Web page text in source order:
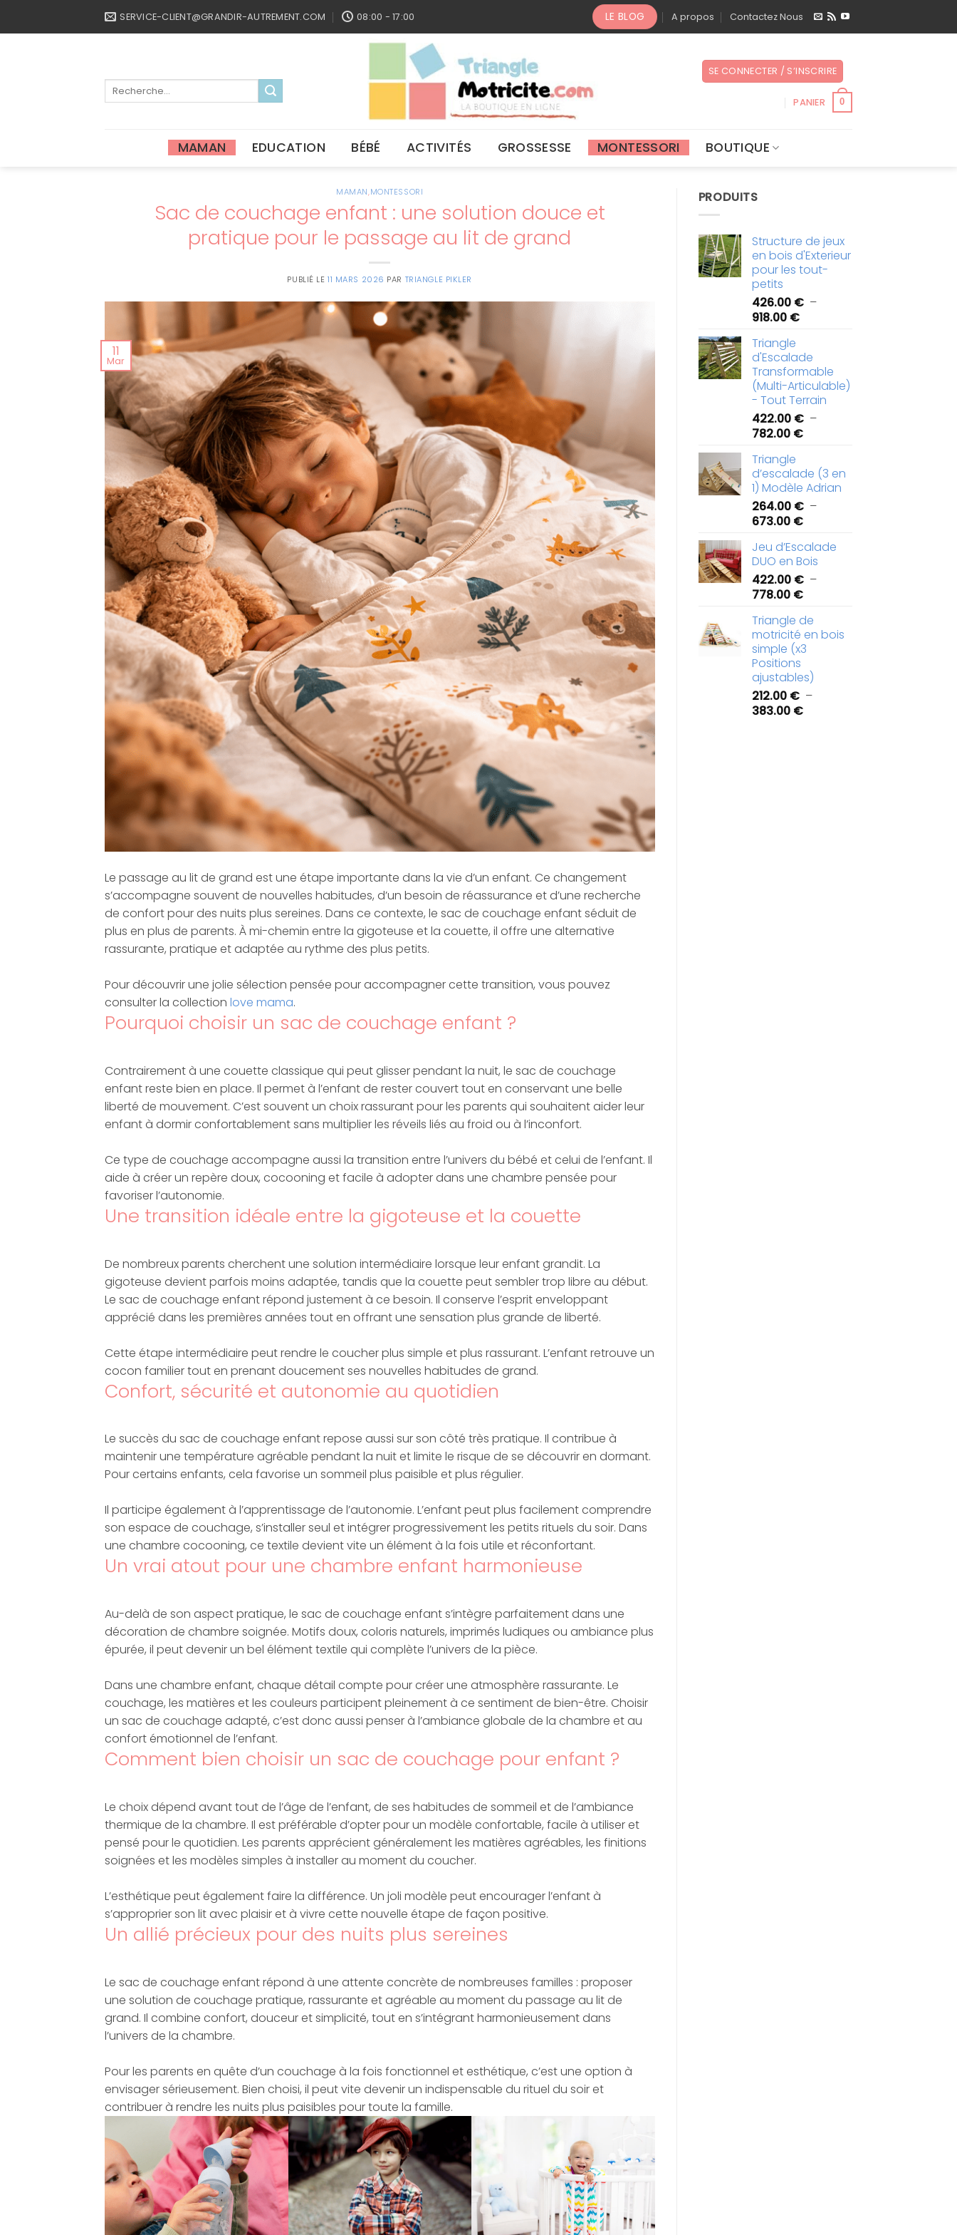
SERVICE-CLIENT@GRANDIR-AUTREMENT.COM 08:00 - 17:00 LE BLOG A propos Contactez Nous
Recherche
SE CONNECTER / S’INSCRIRE
PANIER 0
MAMAN EDUCATION BÉBÉ ACTIVITÉS GROSSESSE MONTESSORI BOUTIQUE
MAMAN,MONTESSORI
Sac de couchage enfant : une solution douce et
pratique pour le passage au lit de grand
PUBLIÉ LE11 MARS 2026 PAR TRIANGLE PIKLER
11
Mar
Le passage au lit de grand est une étape importante dans la vie d’un enfant. Ce changement
s’accompagne souvent de nouvelles habitudes, d’un besoin de réassurance et d’une recherche
de confort pour des nuits plus sereines. Dans ce contexte, le sac de couchage enfant séduit de
plus en plus de parents. À mi-chemin entre la gigoteuse et la couette, il offre une alternative
rassurante, pratique et adaptée au rythme des plus petits.
Pour découvrir une jolie sélection pensée pour accompagner cette transition, vous pouvez
consulter la collection love mama.
Pourquoi choisir un sac de couchage enfant ?
Contrairement à une couette classique qui peut glisser pendant la nuit, le sac de couchage
enfant reste bien en place. Il permet à l’enfant de rester couvert tout en conservant une belle
liberté de mouvement. C’est souvent un choix rassurant pour les parents qui souhaitent aider leur
enfant à dormir confortablement sans multiplier les réveils liés au froid ou à l’inconfort.
Ce type de couchage accompagne aussi la transition entre l’univers du bébé et celui de l’enfant. Il
aide à créer un repère doux, cocooning et facile à adopter dans une chambre pensée pour
favoriser l’autonomie.
Une transition idéale entre la gigoteuse et la couette
De nombreux parents cherchent une solution intermédiaire lorsque leur enfant grandit. La
gigoteuse devient parfois moins adaptée, tandis que la couette peut sembler trop libre au début.
Le sac de couchage enfant répond justement à ce besoin. Il conserve l’esprit enveloppant
apprécié dans les premières années tout en offrant une sensation plus grande de liberté.
Cette étape intermédiaire peut rendre le coucher plus simple et plus rassurant. L’enfant retrouve un
cocon familier tout en prenant doucement ses nouvelles habitudes de grand.
Confort, sécurité et autonomie au quotidien
Le succès du sac de couchage enfant repose aussi sur son côté très pratique. Il contribue à
maintenir une température agréable pendant la nuit et limite le risque de se découvrir en dormant.
Pour certains enfants, cela favorise un sommeil plus paisible et plus régulier.
Il participe également à l’apprentissage de l’autonomie. L’enfant peut plus facilement comprendre
son espace de couchage, s’installer seul et intégrer progressivement les petits rituels du soir. Dans
une chambre cocooning, ce textile devient vite un élément à la fois utile et réconfortant.
Un vrai atout pour une chambre enfant harmonieuse
Au-delà de son aspect pratique, le sac de couchage enfant s’intègre parfaitement dans une
décoration de chambre soignée. Motifs doux, coloris naturels, imprimés ludiques ou ambiance plus
épurée, il peut devenir un bel élément textile qui complète l’univers de la pièce.
Dans une chambre enfant, chaque détail compte pour créer une atmosphère rassurante. Le
couchage, les matières et les couleurs participent pleinement à ce sentiment de bien-être. Choisir
un sac de couchage adapté, c’est donc aussi penser à l’ambiance globale de la chambre et au
confort émotionnel de l’enfant.
Comment bien choisir un sac de couchage pour enfant ?
Le choix dépend avant tout de l’âge de l’enfant, de ses habitudes de sommeil et de l’ambiance
thermique de la chambre. Il est préférable d’opter pour un modèle confortable, facile à utiliser et
pensé pour le quotidien. Les parents apprécient généralement les matières agréables, les finitions
soignées et les modèles simples à installer au moment du coucher.
L’esthétique peut également faire la différence. Un joli modèle peut encourager l’enfant à
s’approprier son lit avec plaisir et à vivre cette nouvelle étape de façon positive.
Un allié précieux pour des nuits plus sereines
Le sac de couchage enfant répond à une attente concrète de nombreuses familles : proposer
une solution de couchage pratique, rassurante et agréable au moment du passage au lit de
grand. Il combine confort, douceur et simplicité, tout en s’intégrant harmonieusement dans
l’univers de la chambre.
Pour les parents en quête d’un couchage à la fois fonctionnel et esthétique, c’est une option à
envisager sérieusement. Bien choisi, il peut vite devenir un indispensable du rituel du soir et
contribuer à rendre les nuits plus paisibles pour toute la famille.
PRODUITS
Structure de jeux
en bois d'Exterieur
pour les tout-
petits
426.00 € –
918.00 €Plage
426.00 €
à
918.00 €
Triangle
d'Escalade
Transformable
(Multi-Articulable)
- Tout Terrain
422.00 € –
782.00 €Plage
422.00 €
à
782.00 €
Triangle
d’escalade (3 en
1) Modèle Adrian
264.00 € –
673.00 €Plage
prix :
264.00 €
à
673.00 €
Jeu d’Escalade
DUO en Bois
422.00 € –
778.00 €Plage
prix :
422.00 €
à
778.00 €
Triangle de
motricité en bois
simple (x3
Positions
ajustables)
212.00 € –
383.00 €Plage